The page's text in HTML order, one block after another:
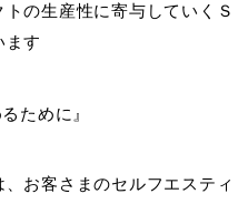
の生産性に寄与していくＳ
ます
ために』
お客さまのセルフエスティ